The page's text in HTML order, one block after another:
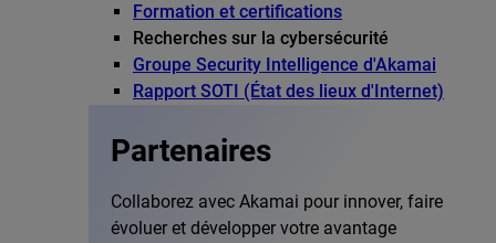
Formation et certifications
Recherches sur la cybersécurité
Groupe Security Intelligence d'Akamai
Rapport SOTI (État des lieux d'Internet)
Partenaires
Collaborez avec Akamai pour innover, faire
évoluer et développer votre avantage